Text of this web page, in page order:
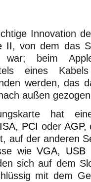
Innovation
II, von dem das
war; beim
eines
werden, das
außen
hat
ISA, PCI oder AGP,
auf der anderen
wieVGA, USB
sich auf dem
mit dem